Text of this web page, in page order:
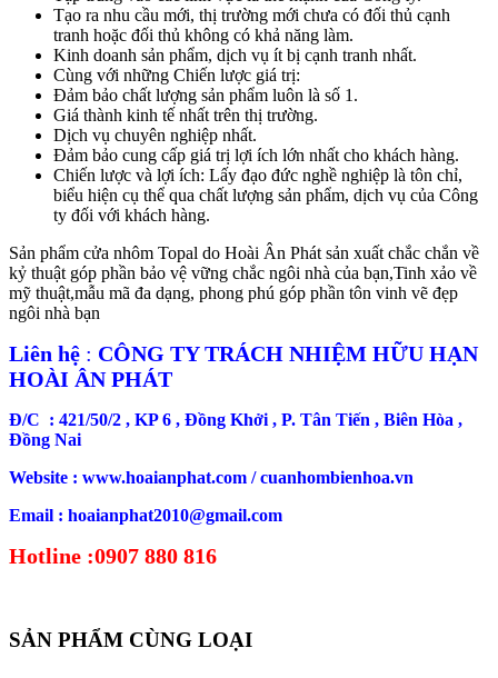
Tạo ra nhu cầu mới, thị trường mới chưa có đối thủ cạnh
tranh hoặc đối thủ không có khả năng làm.
Kinh doanh sản phẩm, dịch vụ ít bị cạnh tranh nhất.
Cùng với những Chiến lược giá trị:
Đảm bảo chất lượng sản phẩm luôn là số 1.
Giá thành kinh tế nhất trên thị trường.
Dịch vụ chuyên nghiệp nhất.
Đảm bảo cung cấp giá trị lợi ích lớn nhất cho khách hàng.
Chiến lược và lợi ích: Lấy đạo đức nghề nghiệp là tôn chỉ,
biểu hiện cụ thể qua chất lượng sản phẩm, dịch vụ của Công
ty đối với khách hàng.
Sản phẩm cửa nhôm Topal do Hoài Ân Phát sản xuất chắc chắn về
kỷ thuật góp phần bảo vệ vững chắc ngôi nhà của bạn,Tinh xảo về
mỹ thuật,mẫu mã đa dạng, phong phú góp phần tôn vinh vẽ đẹp
ngôi nhà bạn
Liên hệ : CÔNG TY TRÁCH NHIỆM HỮU HẠN
HOÀI ÂN PHÁT
Đ/C : 421/50/2 , KP 6 , Đồng Khởi , P. Tân Tiến , Biên Hòa ,
Đồng Nai
Website : www.hoaianphat.com / cuanhombienhoa.vn
Email : hoaianphat2010@gmail.com
Hotline :0907 880 816
SẢN PHẨM CÙNG LOẠI